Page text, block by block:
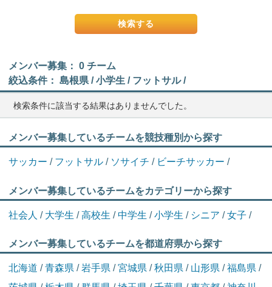
メンバー募集： 0 チーム
絞込条件： 島根県 / 小学生 / フットサル /
検索条件に該当する結果はありませんでした。
メンバー募集しているチームを競技種別から探す
サッカー / フットサル/ ソサイチ / ビーチサッカー /
メンバー募集しているチームをカテゴリーから探す
社会人 / 大学生 /高校生 /中学生 /小学生 / シニア /女子 /
メンバー募集しているチームを都道府県から探す
北海道 /青森県 /岩手県 /宮城県 /秋田県 / 山形県 /福島県 /